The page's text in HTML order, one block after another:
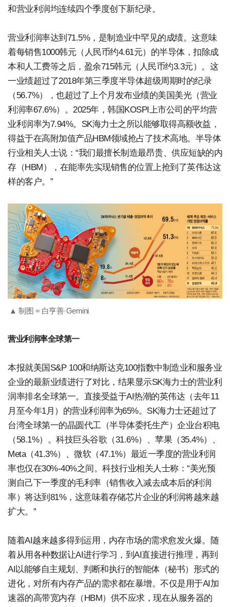
和营业利润均连续四个季度创下新纪录。
营业利润率达到71.5%，是制造业中罕见的成绩。这意味
着每销售1000韩元（人民币约4.61元）的半导体，扣除成
本和人工费等之后，盈余715韩元（人民币约3.3元）。这
一业绩超过了2018年第三季度半导体超级周期时的纪录
（56.7%），也超过了上个月发布业绩的美国美光（营业
利润率67.6%）。2025年，韩国KOSPI上市公司的平均营
业利润率为7.94%。SK海力士之所以能够取得高额收益，
得益于在高附加值产品HBM领域抢占了技术高地。半导体
行业相关人士说：“我们最擅长制造最昂贵、供应短缺的内
存（HBM），在能率先实现销售的位置上抢到了英伟达这
样的客户。”
▲ 制图 = 白亨善·Gemini
营业利润率全球第一
本报就美国S&P 100和纳斯达克100指数中制造业和服务业
企业的最新业绩进行了对比，结果显示SK海力士的营业利
润率排名全球第一。直接受益于AI热潮的英伟达（去年11
月至今年1月）的营业利润率为65%。SK海力士还超过了
台湾全球第一的晶圆代工（半导体委托生产）企业台积电
（58.1%）。科技巨头谷歌（31.6%）、苹果（35.4%）、
Meta（41.3%）、微软（47.1%）最近一季度的营业利润
率也仅在30%-40%之间。科技行业相关人士称：“美光预
测自己下一季度的毛利率（销售收入减去成本后的利润
率）将达到81%，这意味着存储芯片企业的利润将越来越
扩大。”
随着AI越来越多得到运用，内存市场的需求愈发火爆。随
着从用各种数据让AI进行学习，到AI直接进行推理，再到
AI以能够自主规划、判断和执行的智能体（秘书）形式的
进化，对所有内存产品的需求都在暴增。不仅是用于AI加
速器的高带宽内存（HBM）供不应求，现在从服务器的